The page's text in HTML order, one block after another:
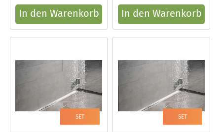
In den Warenkorb In den Warenkorb